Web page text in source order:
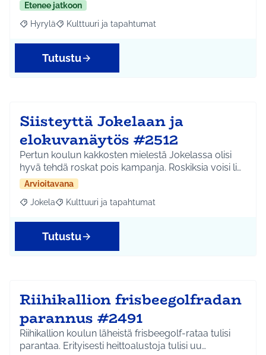
Etenee jatkoon
Rajaa tulokset aihepiirin mukaan: Hyrylä
Hyrylä Rajaa tulokset teeman mukaan: Kulttuuri ja
Kulttuuri ja tapahtumat
Tutustu
Siisteyttä Jokelaan ja
elokuvanäytös #2512
Pertun koulun kakkosten mielestä Jokelassa olisi
hyvä tehdä roskat pois kampanja. Roskiksia voisi li…
Arvioitavana
Rajaa tulokset aihepiirin mukaan: Jokela
Jokela Rajaa tulokset teeman mukaan: Kulttuuri ja
Kulttuuri ja tapahtumat
Tutustu
Riihikallion frisbeegolfradan
parannus #2491
Riihikallion koulun läheistä frisbeegolf-rataa tulisi
parantaa. Erityisesti heittoalustoja tulisi uu…